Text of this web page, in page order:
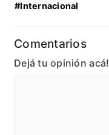
#Internacional
Comentarios
Dejá tu opinión acá!